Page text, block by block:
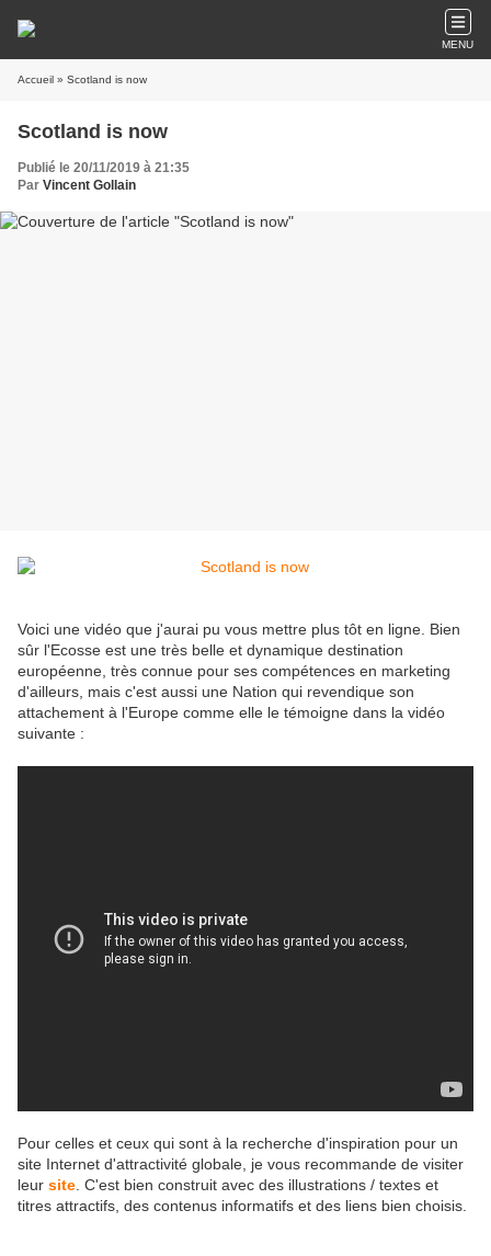
MENU
Accueil » Scotland is now
Scotland is now
Publié le 20/11/2019 à 21:35
Par Vincent Gollain
Voici une vidéo que j'aurai pu vous mettre plus tôt en ligne. Bien
sûr l'Ecosse est une très belle et dynamique destination
européenne, très connue pour ses compétences en marketing
d'ailleurs, mais c'est aussi une Nation qui revendique son
attachement à l'Europe comme elle le témoigne dans la vidéo
suivante :
Pour celles et ceux qui sont à la recherche d'inspiration pour un
site Internet d'attractivité globale, je vous recommande de visiter
leur site . C'est bien construit avec des illustrations / textes et
titres attractifs, des contenus informatifs et des liens bien choisis.